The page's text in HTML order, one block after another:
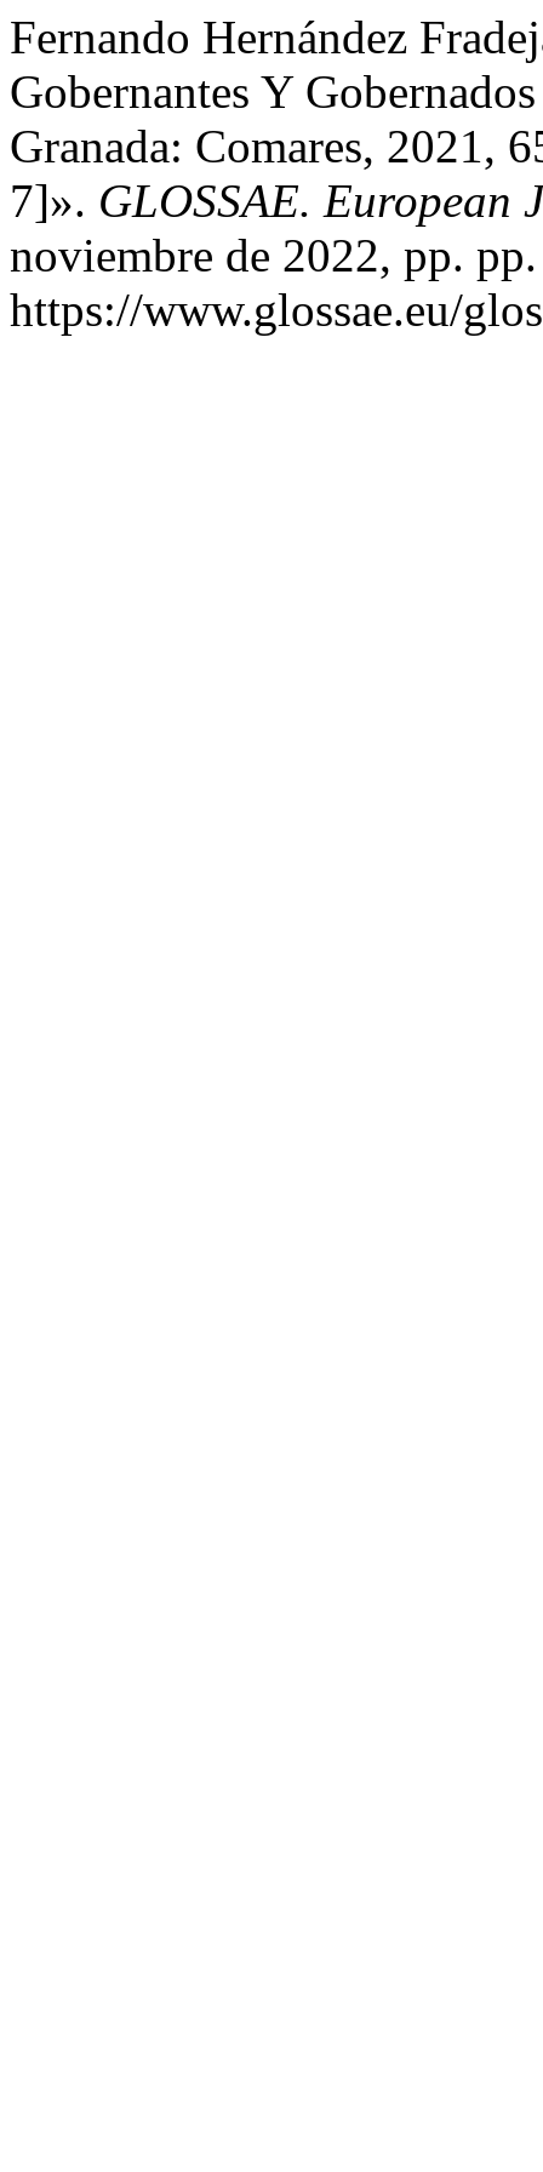
Fernando Hernández
Gobernantes Y
Granada: Comares, 2021,
7]». GLOSSAE.
noviembre de 2022, pp.
https://www.glossae.eu/